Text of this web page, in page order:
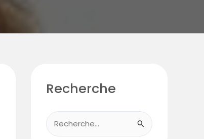
Recherche
R